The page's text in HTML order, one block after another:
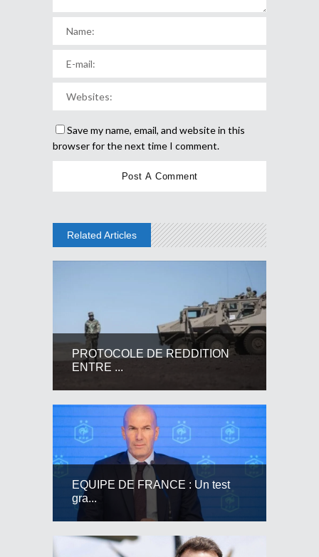
Save my name, email, and website in this
browser for the next time I comment.
Related Articles
PROTOCOLE DE REDDITION
ENTRE ...
EQUIPE DE FRANCE : Un test
gra...